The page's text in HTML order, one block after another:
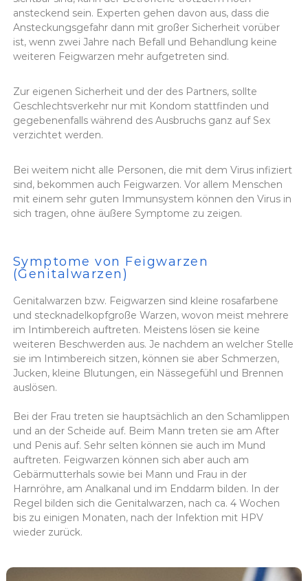
ansteckend sein. Experten gehen davon aus, dass die
Ansteckungsgefahr dann mit großer Sicherheit vorüber
ist, wenn zwei Jahre nach Befall und Behandlung keine
weiteren Feigwarzen mehr aufgetreten sind.
Zur eigenen Sicherheit und der des Partners, sollte
Geschlechtsverkehr nur mit Kondom stattfinden und
gegebenenfalls während des Ausbruchs ganz auf Sex
verzichtet werden.
Bei weitem nicht alle Personen, die mit dem Virus infiziert
sind, bekommen auch Feigwarzen. Vor allem Menschen
mit einem sehr guten Immunsystem können den Virus in
sich tragen, ohne äußere Symptome zu zeigen.
Symptome von Feigwarzen
(Genitalwarzen)
Genitalwarzen bzw. Feigwarzen sind kleine rosafarbene
und stecknadelkopfgroße Warzen, wovon meist mehrere
im Intimbereich auftreten. Meistens lösen sie keine
weiteren Beschwerden aus. Je nachdem an welcher Stelle
sie im Intimbereich sitzen, können sie aber Schmerzen,
Jucken, kleine Blutungen, ein Nässegefühl und Brennen
auslösen.
Bei der Frau treten sie hauptsächlich an den Schamlippen
und an der Scheide auf. Beim Mann treten sie am After
und Penis auf. Sehr selten können sie auch im Mund
auftreten. Feigwarzen können sich aber auch am
Gebärmutterhals sowie bei Mann und Frau in der
Harnröhre, am Analkanal und im Enddarm bilden. In der
Regel bilden sich die Genitalwarzen, nach ca. 4 Wochen
bis zu einigen Monaten, nach der Infektion mit HPV
wieder zurück.